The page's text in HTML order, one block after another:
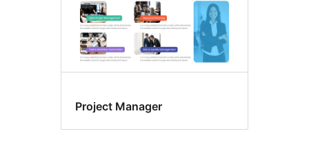
Project Manager